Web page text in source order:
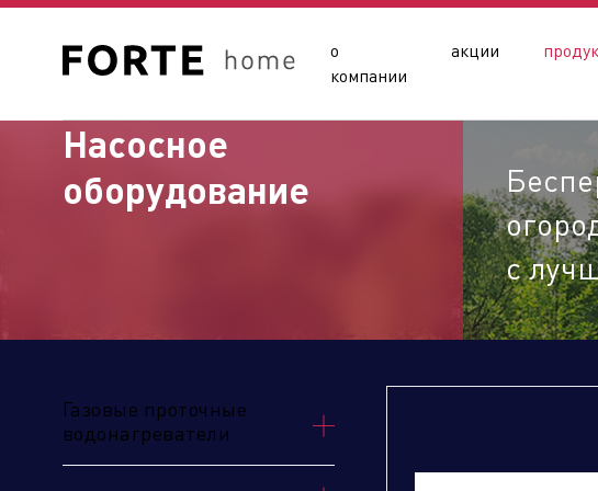
о
компании
акции
Сайты подразделений Холдинга
Управляющая компания
Насосное
оборудование
с
Газовые проточные
водонагреватели